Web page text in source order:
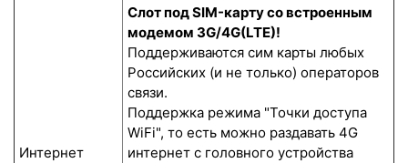
Интернет
Слот под SIM-карту со встроенным
модемом 3G/4G(LTE)!
Поддерживаются сим карты любых
Российских (и не только) операторов
связи.
Поддержка режима "Точки доступа
WiFi", то есть можно раздавать 4G
интернет с головного устройства